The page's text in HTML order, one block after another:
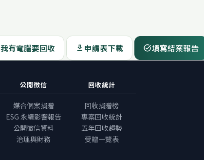
我有電腦要回收 download 申請表下載 task_alt填寫結案報告
公開徵信
媒合個案捐贈
ESG 永續影響報告
公開徵信資料
治理與財務
回收統計
回收捐贈榜
專案回收統計
五年回收趨勢
受贈一覽表